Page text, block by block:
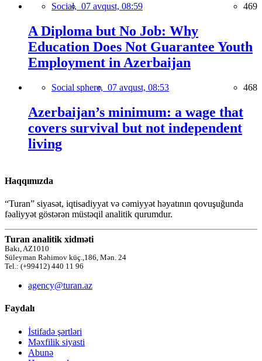
Social, 07 avqust, 08:59 469
A Diploma but No Job: Why
Education Does Not Guarantee Youth
Employment in Azerbaijan
Social sphere, 07 avqust, 08:53 468
Azerbaijan’s minimum: a wage that
covers survival but not independent
living
Haqqımızda
“Turan” siyasət, iqtisadiyyat və cəmiyyət həyatının qovuşuğunda
fəaliyyət göstərən müstəqil analitik qurumdur.
Turan analitik xidməti
Bakı, AZ1010
Süleyman Rəhimov küç.,186, Mən. 24
Tel.: (+99412) 440 11 96
agency@turan.az
Faydalı
İstifadə şərtləri
Məxfilik siyasti
Abunə